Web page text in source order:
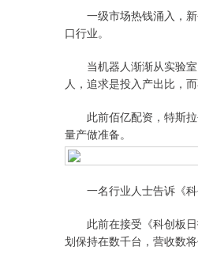
一级市场热钱涌入，新
口行业。
当机器人渐渐从实验室
人，追求是投入产出比，
此前佰亿配资，特斯拉
量产做准备。
一名行业人士告诉《科
此前在接受《科创板日
划保持在数千台，营收数将
深证成指